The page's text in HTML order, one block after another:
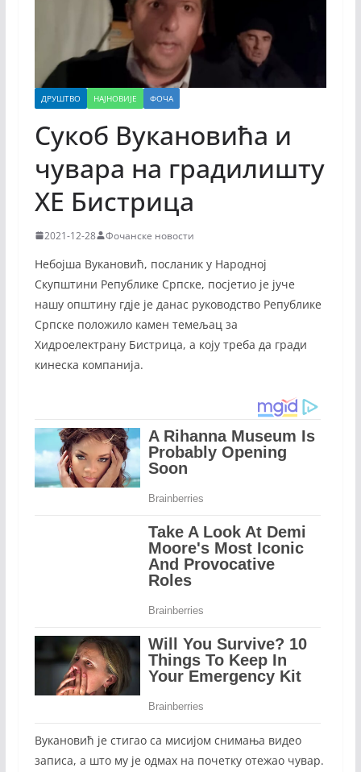
ДРУШТВО НАЈНОВИЈЕ ФОЧА
Сукоб Вукановића и
чувара на градилишту
ХЕ Бистрица
2021-12-28 Фочанске новости
Небојша Вукановић, посланик у Народној
Скупштини Републике Српске, посјетио је јуче
нашу општину гдје је данас руководство Републике
Српске положило камен темељац за
Хидроелектрану Бистрица, а коју треба да гради
кинеска компанија.
Вукановић је стигао са мисијом снимања видео
записа, а што му је одмах на почетку отежао чувар.